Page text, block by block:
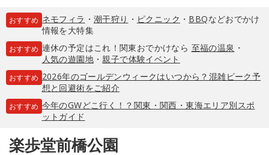
おすすめ ネモフィラ ・ 潮干狩り ・ ピクニック ・ BBQなどおでかけ
情報を大特集
おすすめ 連休の予定はこれ！関東おでかけなら 至福の温泉 ・
人気の遊園地・親子で体験イベント
おすすめ 2026年のゴールデンウィークはいつから？混雑ピーク予
想と回避術をご紹介
おすすめ 今年のGWどこ行く！？関東・関西・東海エリア別スポ
ットガイド
楽歩堂前橋公園